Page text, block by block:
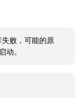
败，可能的原
动。